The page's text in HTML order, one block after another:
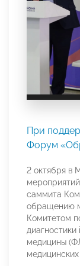
При
Форум
2 октября
саммита
обращению
Комитетом
медицины